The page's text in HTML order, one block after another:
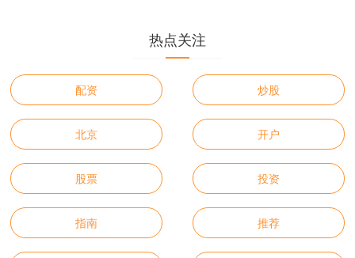
热点关注
配资 炒股
北京 开户
股票 投资
指南 推荐